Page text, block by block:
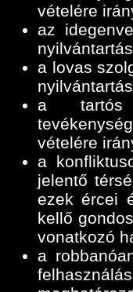
vételére
az
a lovas
a tartós
vételére
a
jelentő
ezek ércei
kellő
vonatkozó
a